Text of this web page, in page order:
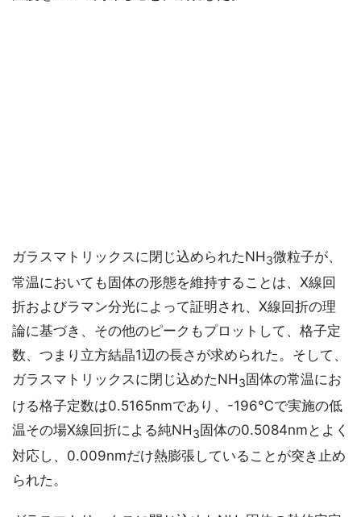
ガラスマトリックスに閉じ込められたNH3微粒子が、
常温においても固体の形態を維持することは、X線回
折およびラマン分光によって証明され、X線回折の理
論に基づき、その他のピークもプロットして、格子定
数、つまり立方結晶1辺の長さが求められた。そして、
ガラスマトリックスに閉じ込めたNH3固体の常温にお
ける格子定数は0.5165nmであり、-196℃で実施の低
温その場X線回折による純NH3固体の0.5084nmとよく
対応し、0.009nmだけ熱膨張していることが突き止め
られた。